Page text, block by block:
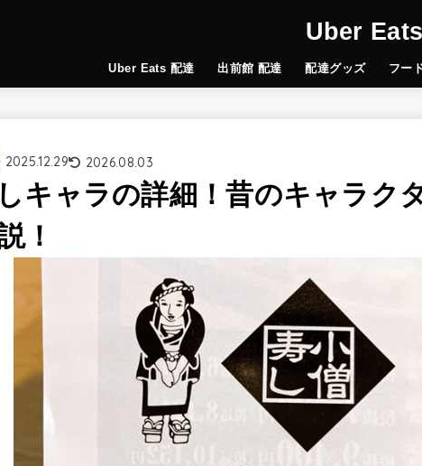
Uber
Uber Eats 配達 出前館 配達 配達グッズ フー
2025.12.29 2026.08.03
キャラの詳細！昔のキャラク
！